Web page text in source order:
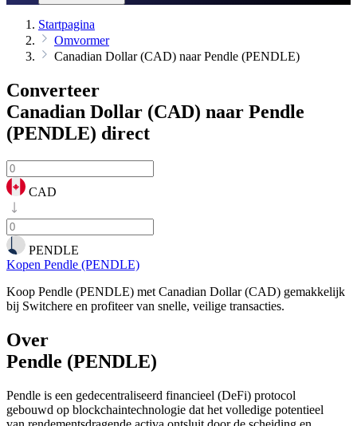
Startpagina
Omvormer
Canadian Dollar (CAD) naar Pendle (PENDLE)
Converteer
Canadian Dollar (CAD) naar Pendle
(PENDLE) direct
CAD
PENDLE
Kopen Pendle (PENDLE)
Koop Pendle (PENDLE) met Canadian Dollar (CAD) gemakkelijk
bij Switchere en profiteer van snelle, veilige transacties.
Over
Pendle (PENDLE)
Pendle is een gedecentraliseerd financieel (DeFi) protocol
gebouwd op blockchaintechnologie dat het volledige potentieel